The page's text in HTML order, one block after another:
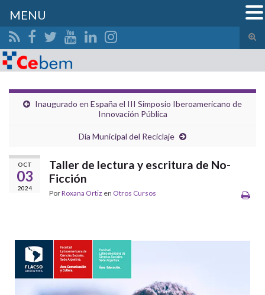
el
Inaugurado en España el III Simposio Iberoamericano de
Innovación Pública
Día Municipal del Reciclaje
OCT
03
2024
Taller de lectura y escritura de No-
Ficción
PorRoxana Ortiz en Otros Cursos
MENU